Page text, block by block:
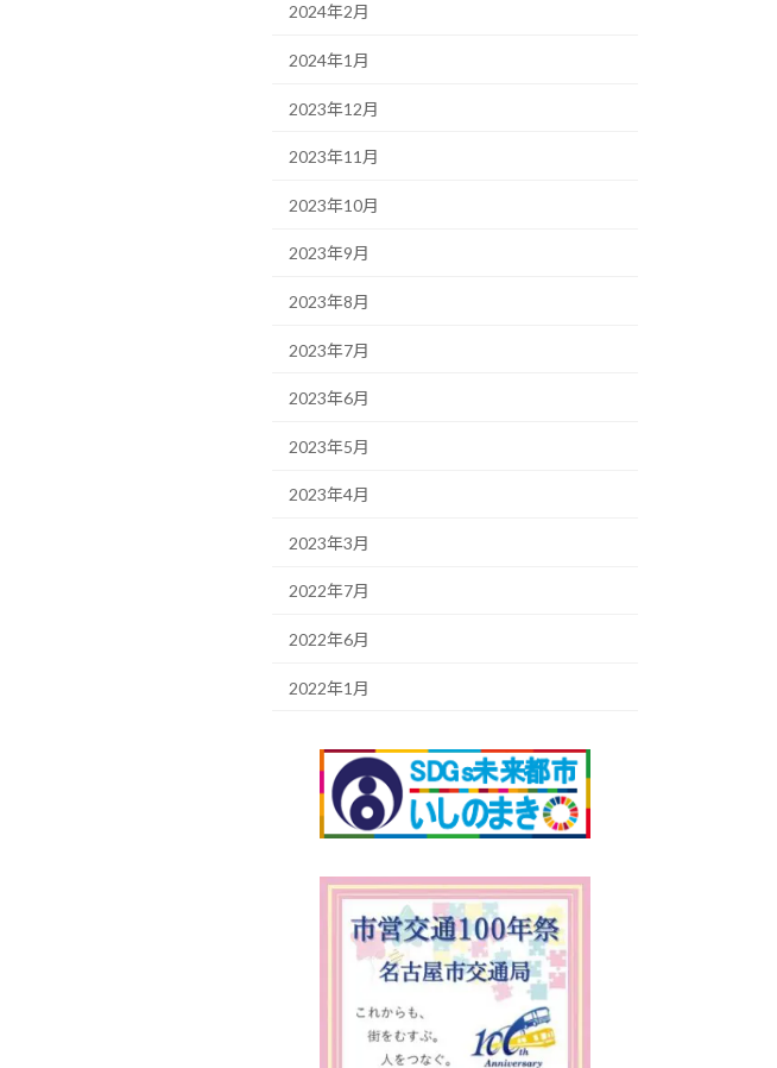
2024年2月
2024年1月
2023年12月
2023年11月
2023年10月
2023年9月
2023年8月
2023年7月
2023年6月
2023年5月
2023年4月
2023年3月
2022年7月
2022年6月
2022年1月